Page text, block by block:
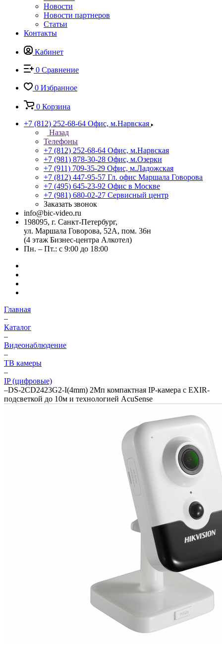
Новости
Новости партнеров
Статьи
Контакты
Кабинет
0 Сравнение
0 Избранное
0 Корзина
+7 (812) 252-68-64 Офис, м.Нарвская
Назад
Телефоны
+7 (812) 252-68-64 Офис, м.Нарвская
+7 (981) 878-30-28 Офис, м.Озерки
+7 (911) 709-35-29 Офис, м.Ладожская
+7 (812) 447-95-57 Гл. офис Маршала Говорова
+7 (495) 645-23-92 Офис в Москве
+7 (981) 680-02-27 Сервисный центр
Заказать звонок
info@bic-video.ru
198095, г. Санкт-Петербург,
ул. Маршала Говорова, 52А, пом. 36н
(4 этаж Бизнес-центра Алкотел)
Пн. – Пт.: с 9:00 до 18:00
Главная
–
Каталог
–
Видеонаблюдение
–
ТВ камеры
–
IP (цифровые)
–DS-2CD2423G2-I(4mm) 2Мп компактная IP-камера с EXIR-
подсветкой до 10м и технологией AcuSense